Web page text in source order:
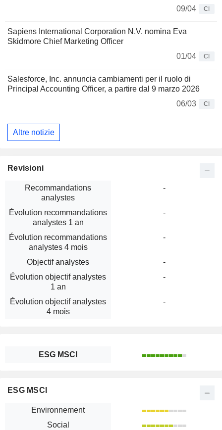
09/04
CI
Sapiens International Corporation N.V. nomina Eva
Skidmore Chief Marketing Officer
01/04
CI
Salesforce, Inc. annuncia cambiamenti per il ruolo di
Principal Accounting Officer, a partire dal 9 marzo 2026
06/03
CI
Altre notizie
Revisioni
Recommandations
analystes
-
Évolution recommandations
analystes 1 an
-
Évolution recommandations
analystes 4 mois
-
Objectif analystes
-
Évolution objectif analystes
1 an
-
Évolution objectif analystes
4 mois
-
ESG MSCI
ESG MSCI
Environnement
Social